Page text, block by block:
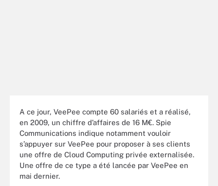
A ce jour, VeePee compte 60 salariés et a réalisé,
en 2009, un chiffre d’affaires de 16 M€. Spie
Communications indique notamment vouloir
s’appuyer sur VeePee pour proposer à ses clients
une offre de Cloud Computing privée externalisée.
Une offre de ce type a été lancée par VeePee en
mai dernier.